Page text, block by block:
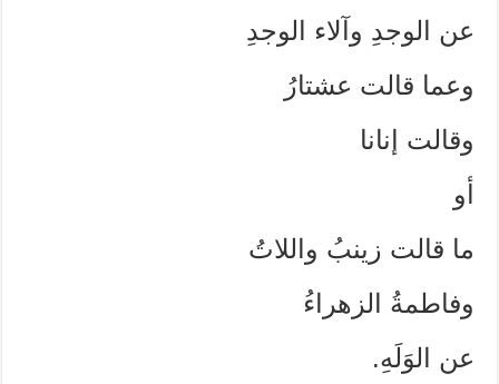
عن الوجدِ وآلاء الوجدِ
وعما قالت عشتارُ
وقالت إنانا
أو
ما قالت زينبُ واللاتُ
وفاطمةُ الزهراءُ
عن الوَلَهِ.